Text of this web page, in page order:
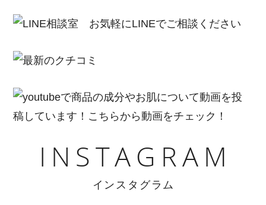
INSTAGRAM
インスタグラム